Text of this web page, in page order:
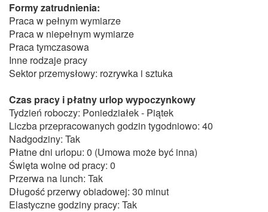
Formy zatrudnienia:
Praca w pełnym wymiarze
Praca w niepełnym wymiarze
Praca tymczasowa
Inne rodzaje pracy
Sektor przemysłowy: rozrywka i sztuka
Czas pracy i płatny urlop wypoczynkowy
Tydzień roboczy: Poniedziałek - Piątek
Liczba przepracowanych godzin tygodniowo: 40
Nadgodziny: Tak
Płatne dni urlopu: 0 (Umowa może być inna)
Święta wolne od pracy: 0
Przerwa na lunch: Tak
Długość przerwy obiadowej: 30 minut
Elastyczne godziny pracy: Tak